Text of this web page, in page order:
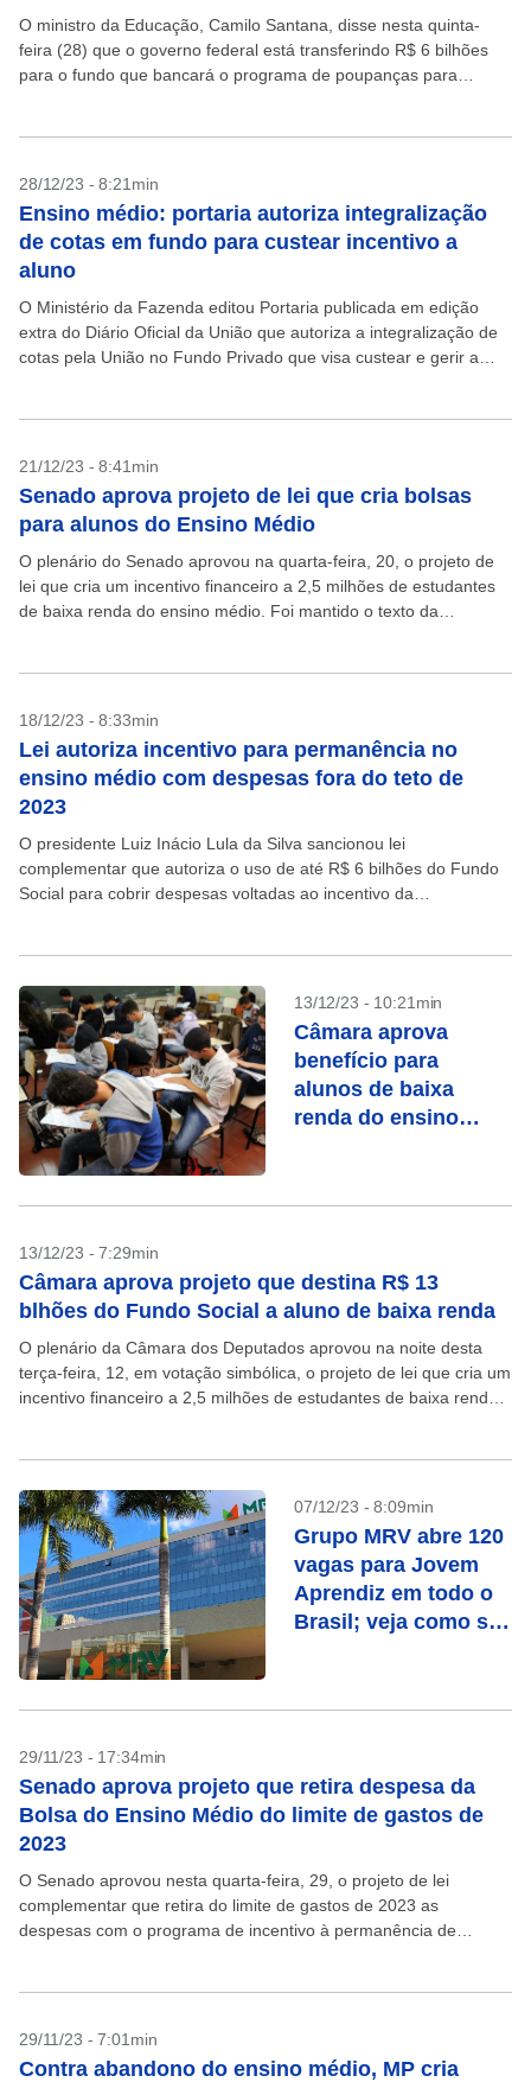
O ministro da Educação, Camilo Santana, disse nesta quinta-
feira (28) que o governo federal está transferindo R$ 6 bilhões
para o fundo que bancará o programa de poupanças para
28/12/23 - 8:21min
Ensino médio: portaria autoriza integralização
de cotas em fundo para custear incentivo a
aluno
O Ministério da Fazenda editou Portaria publicada em edição
extra do Diário Oficial da União que autoriza a integralização de
cotas pela União no Fundo Privado que visa custear e gerir a
21/12/23 - 8:41min
Senado aprova projeto de lei que cria bolsas
para alunos do Ensino Médio
O plenário do Senado aprovou na quarta-feira, 20, o projeto de
lei que cria um incentivo financeiro a 2,5 milhões de estudantes
de baixa renda do ensino médio. Foi mantido o texto da
18/12/23 - 8:33min
Lei autoriza incentivo para permanência no
ensino médio com despesas fora do teto de
2023
O presidente Luiz Inácio Lula da Silva sancionou lei
complementar que autoriza o uso de até R$ 6 bilhões do Fundo
Social para cobrir despesas voltadas ao incentivo da
13/12/23 - 10:21min
Câmara aprova
benefício para
alunos de baixa
renda do ensino
13/12/23 - 7:29min
Câmara aprova projeto que destina R$ 13
blhões do Fundo Social a aluno de baixa renda
O plenário da Câmara dos Deputados aprovou na noite desta
terça-feira, 12, em votação simbólica, o projeto de lei que cria um
incentivo financeiro a 2,5 milhões de estudantes de baixa renda
07/12/23 - 8:09min
Grupo MRV abre 120
vagas para Jovem
Aprendiz em todo o
Brasil; veja como se
29/11/23 - 17:34min
Senado aprova projeto que retira despesa da
Bolsa do Ensino Médio do limite de gastos de
2023
O Senado aprovou nesta quarta-feira, 29, o projeto de lei
complementar que retira do limite de gastos de 2023 as
despesas com o programa de incentivo à permanência de
29/11/23 - 7:01min
Contra abandono do ensino médio, MP cria